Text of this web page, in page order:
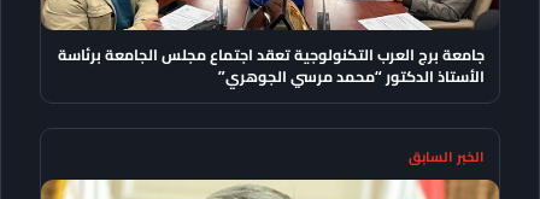
جامعة برج العرب التكنولوجية تعقد اجتماع مجلس الجامعة برئاسة
الأستاذ الدكتور “محمد مرسي الجوهري”
الخبر السابق